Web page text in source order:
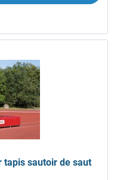
tapis sautoir de saut